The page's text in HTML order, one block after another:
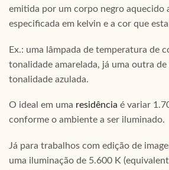
emitida por um corpo negro aquecido
especificada em kelvin e a cor que
Ex.: uma lâmpada de temperatura de
tonalidade amarelada, já uma outra
tonalidade azulada.
O ideal em uma residência é variar
conforme o ambiente a ser iluminado.
Já para trabalhos com edição de
uma iluminação de 5.600 K